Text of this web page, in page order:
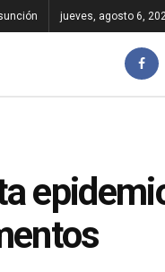
jueves, agosto 6,